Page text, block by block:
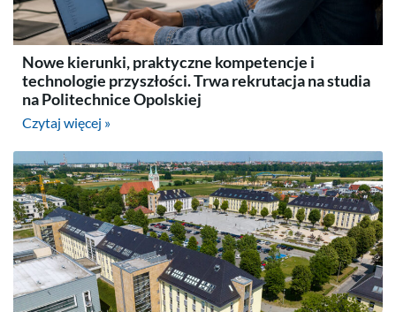
Nowe kierunki, praktyczne kompetencje i
technologie przyszłości. Trwa rekrutacja na studia
na Politechnice Opolskiej
Czytaj więcej »